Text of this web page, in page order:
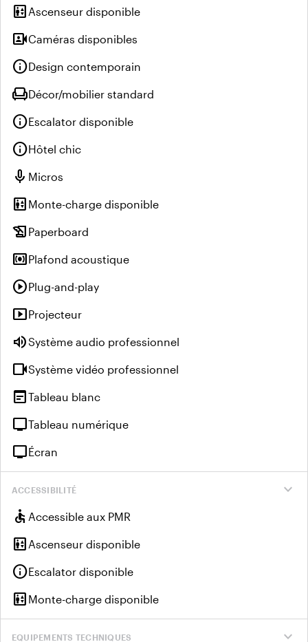
elevator Ascenseur disponible
video_camera_frontCaméras disponibles
infoDesign contemporain
chairDécor/mobilier standard
infoEscalator disponible
infoHôtel chic
mic Micros
elevator Monte-charge disponible
history_edu Paperboard
surround_soundPlafond acoustique
play_circlePlug-and-play
smart_displayProjecteur
volume_upSystème audio professionnel
videocamSystème vidéo professionnel
wysiwygTableau blanc
tvTableau numérique
tvÉcran
expand_more
ACCESSIBILITÉ
accessible Accessible aux PMR
elevator Ascenseur disponible
infoEscalator disponible
elevator Monte-charge disponible
expand_more
EQUIPEMENTS TECHNIQUES